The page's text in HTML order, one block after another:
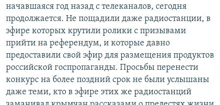
начавшаяся год назад с телеканалов, сегодня
продолжается. Не пощадили даже радиостанции, в
эфире которых крутили ролики с призывами
прийти на референдум, и которые давно
предоставили свой эфир для размещения продуктов
российской госпропаганды. Просьбы перенести
конкурс на более поздний срок не были услышаны
даже теми, кто в эфире этих же радиостанций